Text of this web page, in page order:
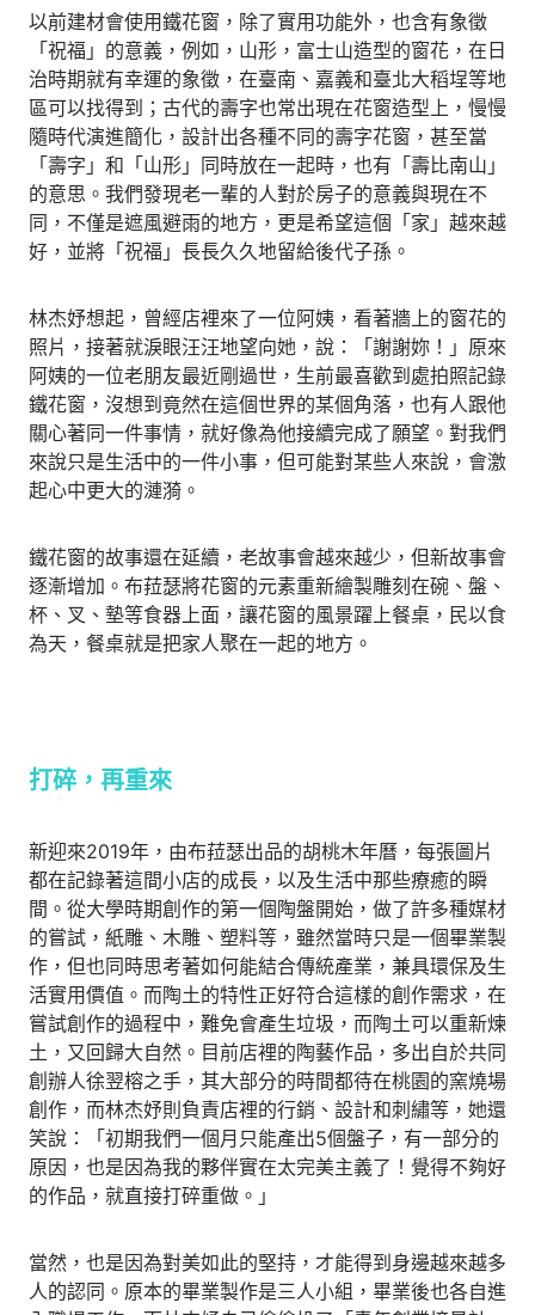
以前建材會使用鐵花窗，除了實用功能外，也含有象徵
「祝福」的意義，例如，山形，富士山造型的窗花，在日
治時期就有幸運的象徵，在臺南、嘉義和臺北大稻埕等地
區可以找得到；古代的壽字也常出現在花窗造型上，慢慢
隨時代演進簡化，設計出各種不同的壽字花窗，甚至當
「壽字」和「山形」同時放在一起時，也有「壽比南山」
的意思。我們發現老一輩的人對於房子的意義與現在不
同，不僅是遮風避雨的地方，更是希望這個「家」越來越
好，並將「祝福」長長久久地留給後代子孫。
林杰妤想起，曾經店裡來了一位阿姨，看著牆上的窗花的
照片，接著就淚眼汪汪地望向她，說：「謝謝妳！」原來
阿姨的一位老朋友最近剛過世，生前最喜歡到處拍照記錄
鐵花窗，沒想到竟然在這個世界的某個角落，也有人跟他
關心著同一件事情，就好像為他接續完成了願望。對我們
來說只是生活中的一件小事，但可能對某些人來說，會激
起心中更大的漣漪。
鐵花窗的故事還在延續，老故事會越來越少，但新故事會
逐漸增加。布菈瑟將花窗的元素重新繪製雕刻在碗、盤、
杯、叉、墊等食器上面，讓花窗的風景躍上餐桌，民以食
為天，餐桌就是把家人聚在一起的地方。
打碎，再重來
新迎來2019年，由布菈瑟出品的胡桃木年曆，每張圖片
都在記錄著這間小店的成長，以及生活中那些療癒的瞬
間。從大學時期創作的第一個陶盤開始，做了許多種媒材
的嘗試，紙雕、木雕、塑料等，雖然當時只是一個畢業製
作，但也同時思考著如何能結合傳統產業，兼具環保及生
活實用價值。而陶土的特性正好符合這樣的創作需求，在
嘗試創作的過程中，難免會產生垃圾，而陶土可以重新煉
土，又回歸大自然。目前店裡的陶藝作品，多出自於共同
創辦人徐翌榕之手，其大部分的時間都待在桃園的窯燒場
創作，而林杰妤則負責店裡的行銷、設計和刺繡等，她還
笑說：「初期我們一個月只能產出5個盤子，有一部分的
原因，也是因為我的夥伴實在太完美主義了！覺得不夠好
的作品，就直接打碎重做。」
當然，也是因為對美如此的堅持，才能得到身邊越來越多
人的認同。原本的畢業製作是三人小組，畢業後也各自進